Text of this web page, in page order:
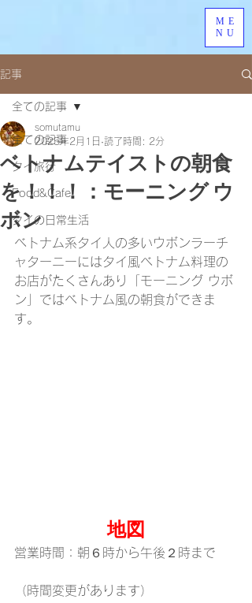
ME
NU
記事
全ての記事
タイ旅行
Food&Cafe
タイの日常生活
全ての記事
ベトナムテイストの朝食
を！！！：モーニング ウ
ボン
somutamu
2025年2月1日 読了時間: 2分
ベトナム系タイ人の多いウボンラーチ
ャターニーにはタイ風ベトナム料理の
お店がたくさんあり「モーニング ウボ
ン」ではベトナム風の朝食ができま
す。
地図
営業時間：朝６時から午後２時まで
（時間変更があります）